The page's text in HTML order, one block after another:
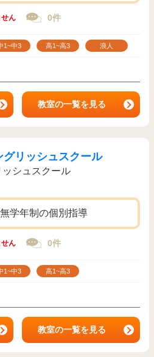
せん 0件
1~中3 高1~高3 浪人
教室の一覧を見る
グリッシュスクール
ッシュスクール
学年制の個別指導
せん 0件
1~中3 高1~高3
教室の一覧を見る